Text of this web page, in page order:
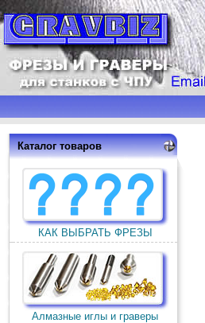
Каталог товаров
КАК ВЫБРАТЬ ФРЕЗЫ
Алмазные иглы и граверы